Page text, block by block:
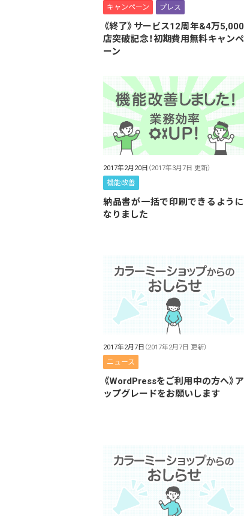
キャンペーン プレス
《終了》サービス12周年&4万5,000
店突破記念！初期費用無料キャンペ
ーン
2017年2月20日 （2017年3月7日 更新）
機能改善
納品書が一括で印刷できるように
なりました
2017年2月7日 （2017年2月7日 更新）
ニュース
《WordPressをご利用中の方へ》ア
ップグレードをお願いします